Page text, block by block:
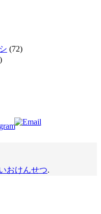
(72)
おけんせつ.